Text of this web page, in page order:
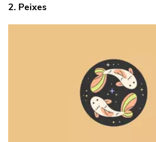
2. Peixes